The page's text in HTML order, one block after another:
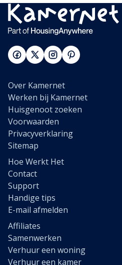
Over Kamernet
Werken bij Kamernet
Huisgenoot zoeken
Voorwaarden
Privacyverklaring
Sitemap
Hoe Werkt Het
Contact
Support
Handige tips
E-mail afmelden
Affiliates
Samenwerken
Verhuur een woning
Verhuur een kamer